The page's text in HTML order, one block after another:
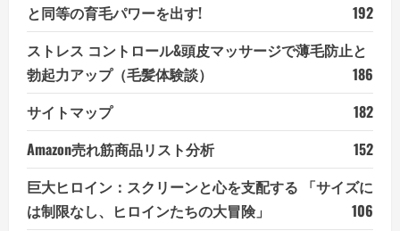
と同等の育毛パワーを出す!
192
ストレス コントロール&頭皮マッサージで薄毛防止と
勃起力アップ（毛髪体験談）
186
サイトマップ
182
Amazon売れ筋商品リスト分析
152
巨大ヒロイン：スクリーンと心を支配する 「サイズに
は制限なし、ヒロインたちの大冒険」
106